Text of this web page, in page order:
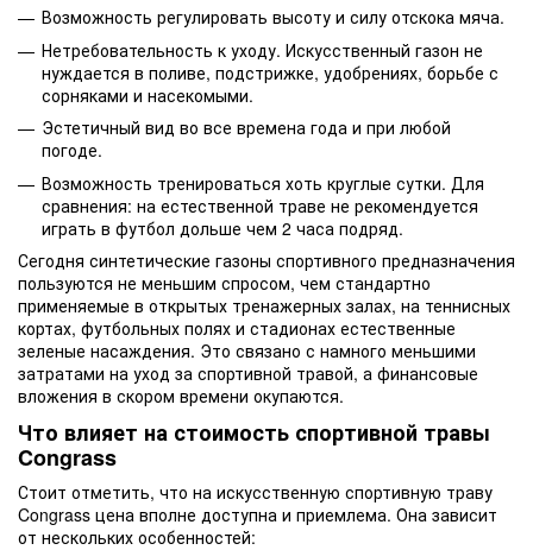
Возможность регулировать высоту и силу отскока мяча.
Нетребовательность к уходу. Искусственный газон не
нуждается в поливе, подстрижке, удобрениях, борьбе с
сорняками и насекомыми.
Эстетичный вид во все времена года и при любой
погоде.
Возможность тренироваться хоть круглые сутки. Для
сравнения: на естественной траве не рекомендуется
играть в футбол дольше чем 2 часа подряд.
Сегодня синтетические газоны спортивного предназначения
пользуются не меньшим спросом, чем стандартно
применяемые в открытых тренажерных залах, на теннисных
кортах, футбольных полях и стадионах естественные
зеленые насаждения. Это связано с намного меньшими
затратами на уход за спортивной травой, а финансовые
вложения в скором времени окупаются.
Что влияет на стоимость спортивной травы
Congrass
Стоит отметить, что на искусственную спортивную траву
Congrass цена вполне доступна и приемлема. Она зависит
от нескольких особенностей: